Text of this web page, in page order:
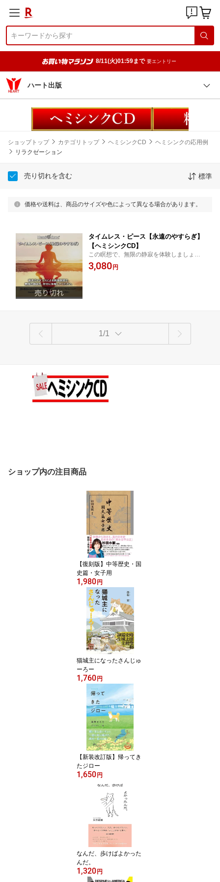
8/11(火)01:59まで 要エントリー
ハート出版
ショップトップ カテゴリトップ ヘミシンクCD
ヘミシンクの応用例
リラクゼーション
売り切れを含む 標準
価格や送料は、商品のサイズや色によって異なる場合があります。
タイムレス・ピース【永遠のやすらぎ】
【ヘミシンクCD】
この瞑想で、無限の静寂を体験しましょ
う。思いは消え去り、深い永遠の安らぎに
癒されます。
3,080 円
1/1
ショップ内の注目商品
【復刻版】中等歴史・国
史篇・女子用
1,980 円
猫城主になったさんじゅ
ーろー
1,760 円
【新装改訂版】帰ってき
たジロー
1,650 円
なんだ、歩けばよかった
んだ。
1,320 円